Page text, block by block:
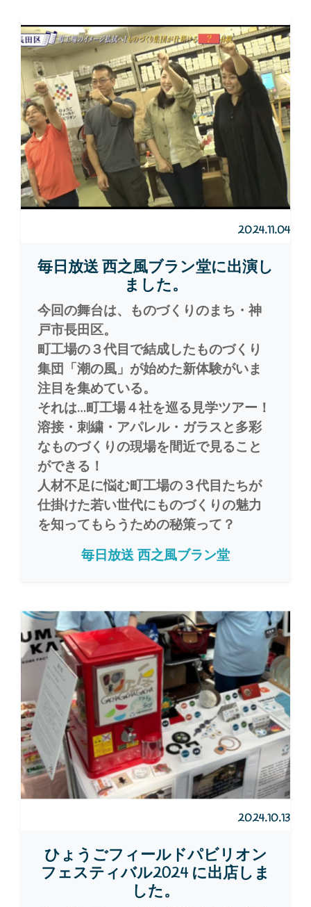
2024.11.04
毎日放送 西之風ブラン堂に出演し
ました。
今回の舞台は、ものづくりのまち・神
戸市長田区。
町工場の３代目で結成したものづくり
集団「潮の風」が始めた新体験がいま
注目を集めている。
それは…町工場４社を巡る見学ツアー！
溶接・刺繍・アパレル・ガラスと多彩
なものづくりの現場を間近で見ること
ができる！
人材不足に悩む町工場の３代目たちが
仕掛けた若い世代にものづくりの魅力
を知ってもらうための秘策って？
毎日放送 西之風ブラン堂
2024.10.13
ひょうごフィールドパビリオン
フェスティバル2024 に出店しま
した。